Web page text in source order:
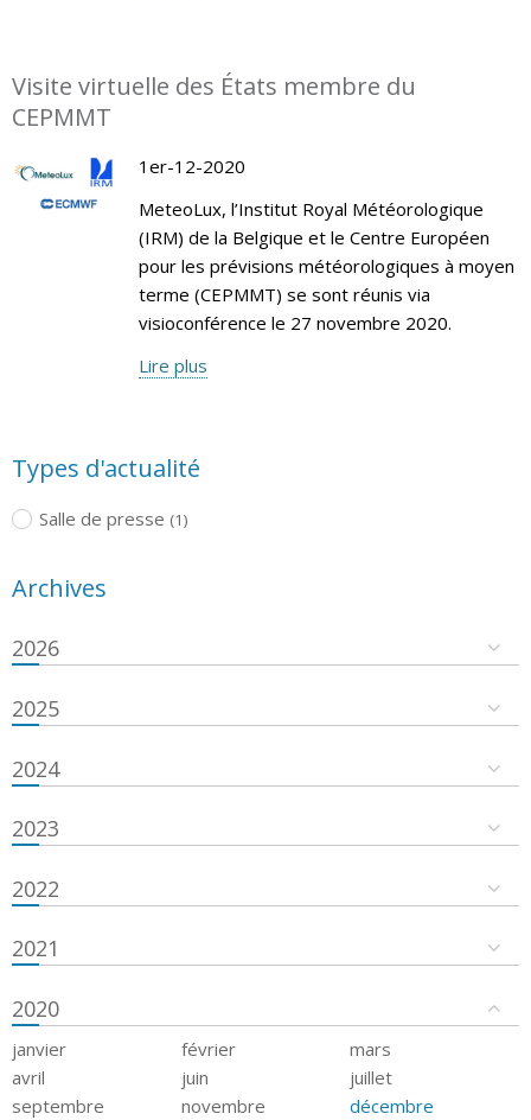
Visite virtuelle des États membre du
CEPMMT
1er-12-2020
MeteoLux, l’Institut Royal Météorologique
(IRM) de la Belgique et le Centre Européen
pour les prévisions météorologiques à moyen
terme (CEPMMT) se sont réunis via
visioconférence le 27 novembre 2020.
Lire plus
Types d'actualité
Salle de presse (1)
Archives
2026
2025
2024
2023
2022
2021
2020
janvier février
mars
avril
juin
juillet
septembre
novembre décembre